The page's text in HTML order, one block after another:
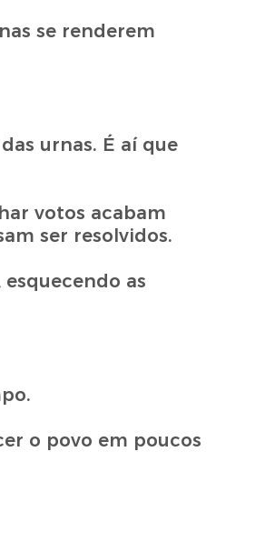
se renderem
urnas. É aí que
votos acabam
ser resolvidos.
as
o povo em poucos